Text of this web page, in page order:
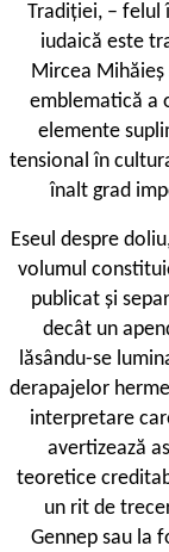
Tradiției, – felul
iudaică este
Mircea
emblematică a
elemente
tensional în
înalt grad
Eseul despre
volumul
publicat și
decât un
lăsându-se
derapajelor
interpretare
avertizează
teoretice
un rit de
Gennep sau la